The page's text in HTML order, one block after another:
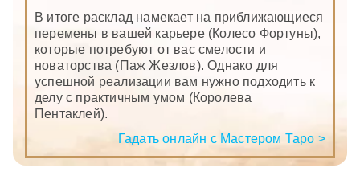
В итоге расклад намекает на приближающиеся
перемены в вашей карьере (Колесо Фортуны),
которые потребуют от вас смелости и
новаторства (Паж Жезлов). Однако для
успешной реализации вам нужно подходить к
делу с практичным умом (Королева
Пентаклей).
Гадать онлайн с Мастером Таро >